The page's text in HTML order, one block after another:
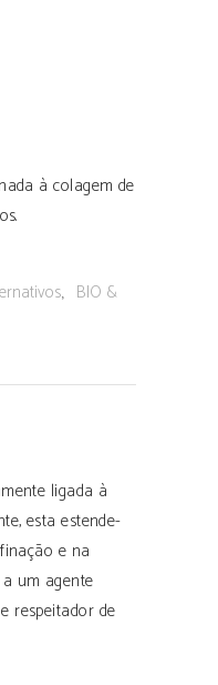
à colagem de
, BIO &
ligada à
esta estende-
e na
um agente
respeitador de